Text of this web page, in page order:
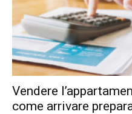
Vendere
come arrivare